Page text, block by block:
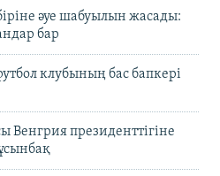
әуе шабуылын жасады:
бар
клубының бас бапкері
Венгрия президенттігіне